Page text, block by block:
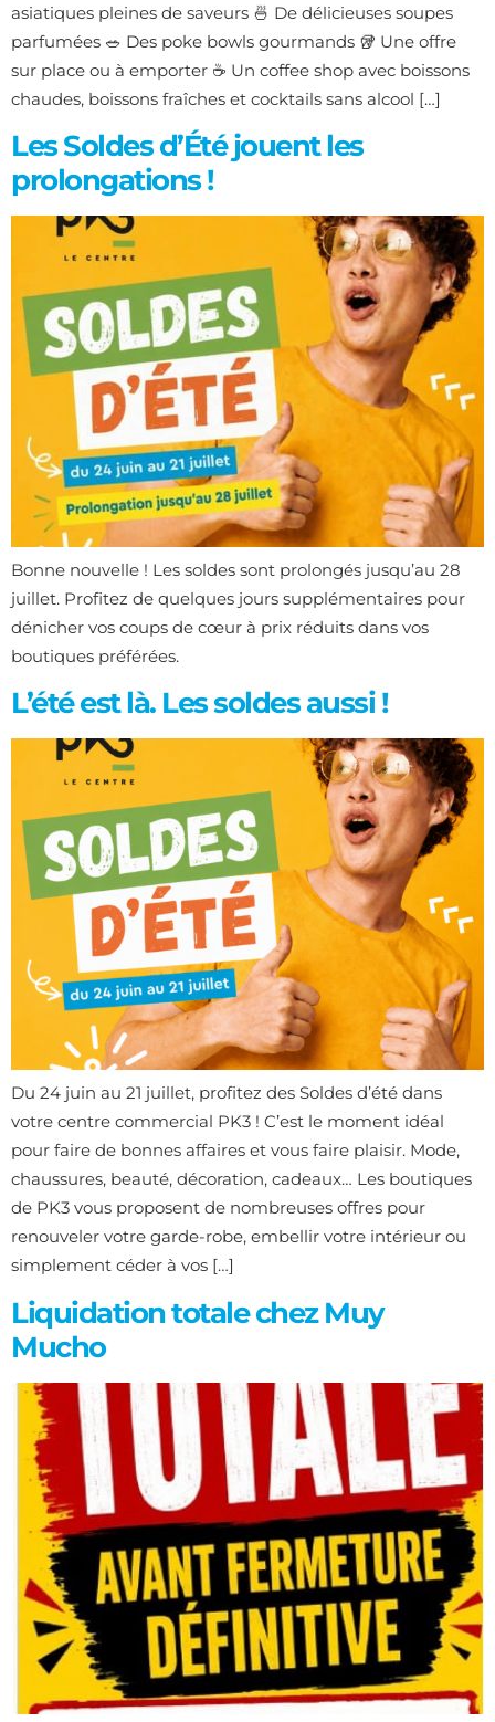
asiatiques pleines de saveurs 🍜 De délicieuses soupes
parfumées 🥗 Des poke bowls gourmands 🥡 Une offre
sur place ou à emporter ☕ Un coffee shop avec boissons
chaudes, boissons fraîches et cocktails sans alcool […]
Les Soldes d’Été jouent les
prolongations !
Bonne nouvelle ! Les soldes sont prolongés jusqu’au 28
juillet. Profitez de quelques jours supplémentaires pour
dénicher vos coups de cœur à prix réduits dans vos
boutiques préférées.
L’été est là. Les soldes aussi !
Du 24 juin au 21 juillet, profitez des Soldes d’été dans
votre centre commercial PK3 ! C’est le moment idéal
pour faire de bonnes affaires et vous faire plaisir. Mode,
chaussures, beauté, décoration, cadeaux… Les boutiques
de PK3 vous proposent de nombreuses offres pour
renouveler votre garde-robe, embellir votre intérieur ou
simplement céder à vos […]
Liquidation totale chez Muy
Mucho